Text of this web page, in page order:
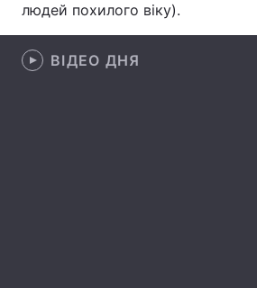
Техно і зв'язок
Зброя
людей похилого віку).
ВІДЕО ДНЯ